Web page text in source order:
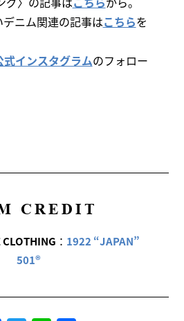
ニム関連の記事はこちらを
式インスタグラムのフォロー
CREDIT
CLOTHING ： 1922 “JAPAN”
501®